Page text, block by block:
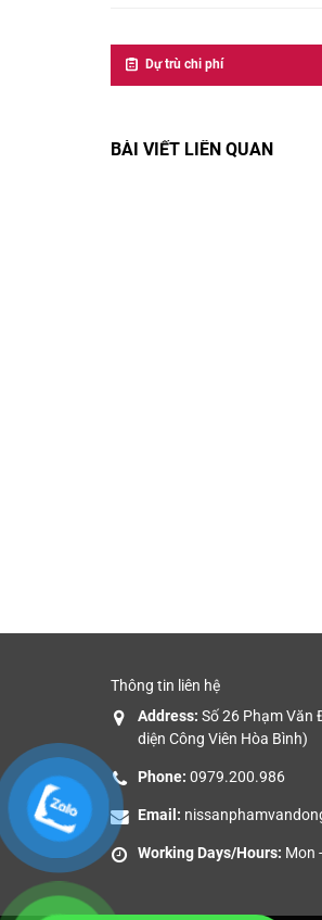
Dự trù chi phí
BÀI VIẾT LIÊN QUAN
Thông tin liên hệ
Address: Số 26 Phạm Văn
diện Công Viên Hòa Bình)
Phone: 0979.200.986
Email:
Working Days/Hours: Mon